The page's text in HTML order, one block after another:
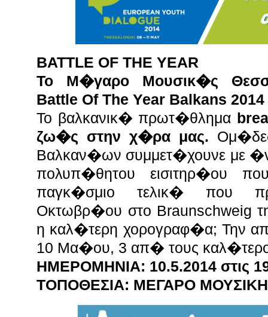
BATTLE OF THE YEAR
Το Μ�γαρο Μουσικ�ς
Battle Of The Year Balkans
Το βαλκανικ� πρωτ�θλημα
ζω�ς στην χ�ρα μας.
Βαλκαν�ων συμμετ�χουνε με
πολυπ�θητου εισιτηρ�ου
παγκ�σμιο τελικ� που
Οκτωβρ�ου στο Braunschweig
η καλ�τερη χορογραφ�α; Την
10 Μα�ου, 3 απ� τους
ΗΜΕΡΟΜΗΝΙΑ: 10.5.2014 στις
ΤΟΠΟΘΕΣΙΑ: MEΓΑΡΟ